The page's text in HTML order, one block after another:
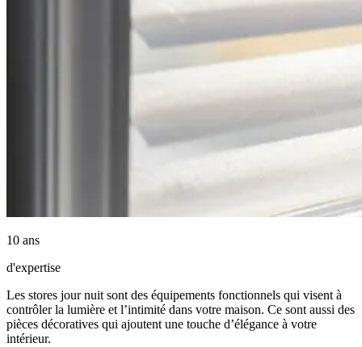
10 ans
d'expertise
Les stores jour nuit sont des équipements fonctionnels qui visent à
contrôler la lumière et l’intimité dans votre maison. Ce sont aussi des
pièces décoratives qui ajoutent une touche d’élégance à votre
intérieur.